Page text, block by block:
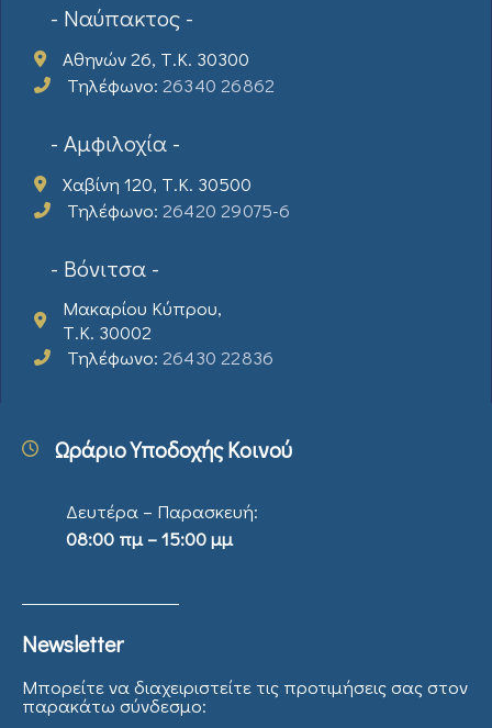
- Ναύπακτος -
Αθηνών 26, Τ.Κ. 30300
Τηλέφωνο: 26340 26862
- Αμφιλοχία -
Χαβίνη 120, Τ.Κ. 30500
Τηλέφωνο: 26420 29075-6
- Βόνιτσα -
Μακαρίου Κύπρου,
Τ.Κ. 30002
Τηλέφωνο: 26430 22836
Ωράριο Υποδοχής Κοινού
Δευτέρα – Παρασκευή:
08:00 πμ – 15:00 μμ
Newsletter
Μπορείτε να διαχειριστείτε τις προτιμήσεις σας στον
παρακάτω σύνδεσμο: